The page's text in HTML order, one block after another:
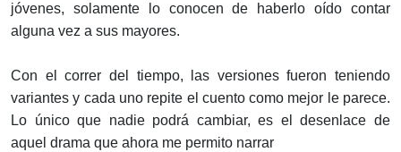
jóvenes, solamente lo conocen de haberlo oído contar
alguna vez a sus mayores.
Con el correr del tiempo, las versiones fueron teniendo
variantes y cada uno repite el cuento como mejor le parece.
Lo único que nadie podrá cambiar, es el desenlace de
aquel drama que ahora me permito narrar